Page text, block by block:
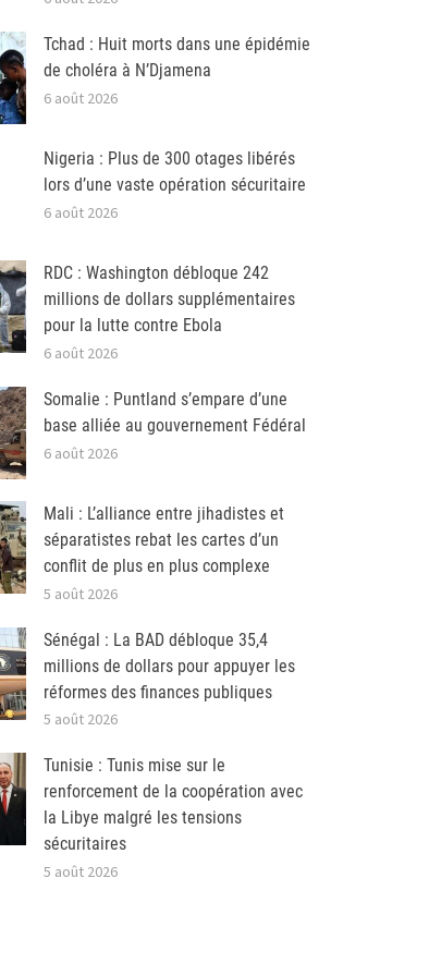
Tchad : Huit morts dans une épidémie
de choléra à N’Djamena
6 août 2026
Nigeria : Plus de 300 otages libérés
lors d’une vaste opération sécuritaire
6 août 2026
RDC : Washington débloque 242
millions de dollars supplémentaires
pour la lutte contre Ebola
6 août 2026
Somalie : Puntland s’empare d’une
base alliée au gouvernement Fédéral
6 août 2026
Mali : L’alliance entre jihadistes et
séparatistes rebat les cartes d’un
conflit de plus en plus complexe
5 août 2026
Sénégal : La BAD débloque 35,4
millions de dollars pour appuyer les
réformes des finances publiques
5 août 2026
Tunisie : Tunis mise sur le
renforcement de la coopération avec
la Libye malgré les tensions
sécuritaires
5 août 2026